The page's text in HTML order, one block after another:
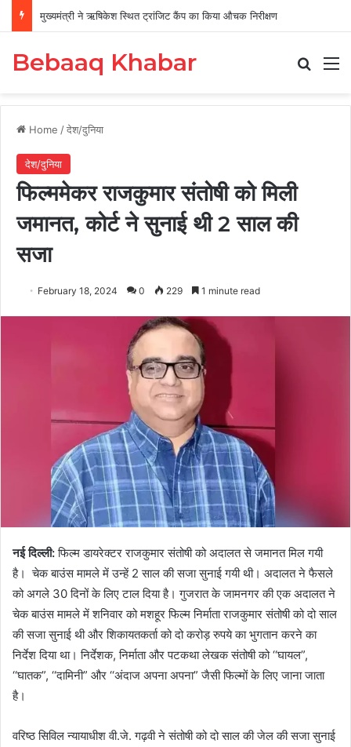
मुख्यमंत्री ने ऋषिकेश स्थित ट्रांजिट कैंप का किया औचक निरीक्षण
Bebaaq Khabar
Home /देश/दुनिया
देश/दुनिया
फिल्ममेकर राजकुमार संतोषी को मिली
जमानत, कोर्ट ने सुनाई थी 2 साल की
सजा
February 18, 2024 0 229 1 minute read
नई दिल्ली:फिल्म डायरेक्टर राजकुमार संतोषी को अदालत से जमानत मिल गयी
है। चेक बाउंस मामले में उन्हें 2 साल की सजा सुनाई गयी थी। अदालत ने फैसले
को अगले 30 दिनों के लिए टाल दिया है। गुजरात के जामनगर की एक अदालत ने
चेक बाउंस मामले में शनिवार को मशहूर फिल्म निर्माता राजकुमार संतोषी को दो साल
की सजा सुनाई थी और शिकायतकर्ता को दो करोड़ रुपये का भुगतान करने का
निर्देश दिया था। निर्देशक, निर्माता और पटकथा लेखक संतोषी को ‘‘घायल”,
‘‘घातक”, ‘‘दामिनी” और ‘‘अंदाज अपना अपना” जैसी फिल्मों के लिए जाना जाता
है।
वरिष्ठ सिविल न्यायाधीश वी.जे. गढ़वी ने संतोषी को दो साल की जेल की सजा सुनाई